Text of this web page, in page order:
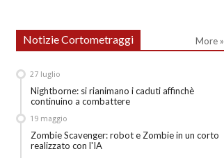
Notizie Cortometraggi More »
Nightborne: si rianimano i caduti affinchè
continuino a combattere
27 luglio
Zombie Scavenger: robot e Zombie in un corto
realizzato con l'IA
19 maggio